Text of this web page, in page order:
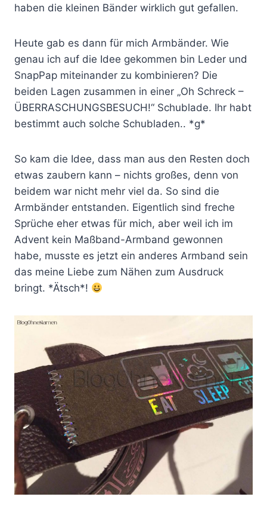
haben die kleinen Bänder wirklich gut gefallen.
Heute gab es dann für mich Armbänder. Wie
genau ich auf die Idee gekommen bin Leder und
SnapPap miteinander zu kombinieren? Die
beiden Lagen zusammen in einer „Oh Schreck –
ÜBERRASCHUNGSBESUCH!“ Schublade. Ihr habt
bestimmt auch solche Schubladen.. *g*
So kam die Idee, dass man aus den Resten doch
etwas zaubern kann – nichts großes, denn von
beidem war nicht mehr viel da. So sind die
Armbänder entstanden. Eigentlich sind freche
Sprüche eher etwas für mich, aber weil ich im
Advent kein Maßband-Armband gewonnen
habe, musste es jetzt ein anderes Armband sein
das meine Liebe zum Nähen zum Ausdruck
bringt. *Ätsch*!